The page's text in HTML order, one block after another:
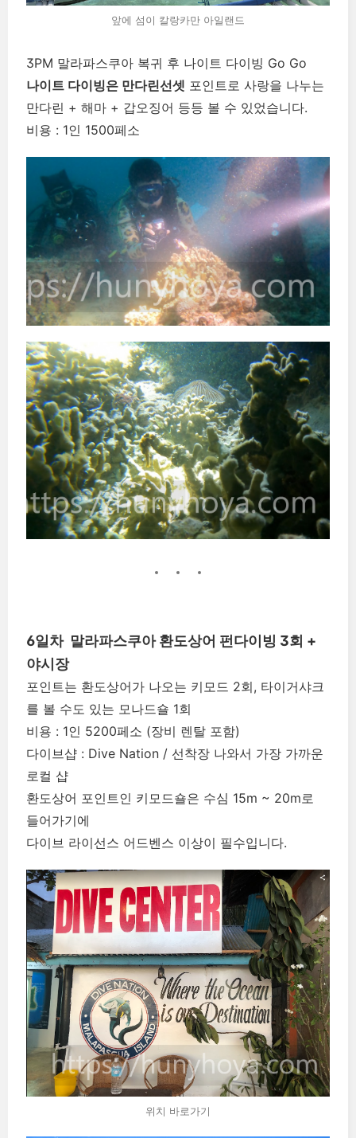
앞에 섬이 칼랑카만 아일랜드
3PM 말라파스쿠아 복귀 후 나이트 다이빙 Go Go
나이트 다이빙은 만다린선셋 포인트로 사랑을 나누는
만다린 + 해마 + 갑오징어 등등 볼 수 있었습니다.
비용 : 1인 1500페소
6일차 말라파스쿠아 환도상어 펀다이빙 3회 +
야시장
포인트는 환도상어가 나오는 키모드 2회, 타이거샤크
를 볼 수도 있는 모나드숄 1회
비용 : 1인 5200페소 (장비 렌탈 포함)
다이브샵 : Dive Nation / 선착장 나와서 가장 가까운
로컬 샵
환도상어 포인트인 키모드숄은 수심 15m ~ 20m로
들어가기에
다이브 라이선스 어드벤스 이상이 필수입니다.
위치 바로가기